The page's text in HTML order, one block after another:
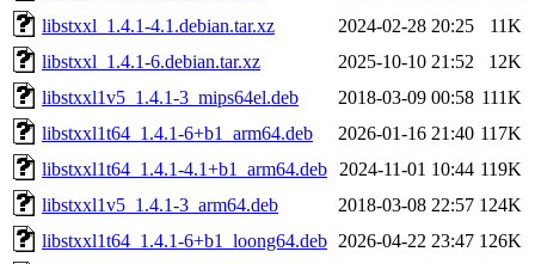
libstxxl_1.4.1-4.1.debian.tar.xz
2024-02-28 20:25
11K
libstxxl_1.4.1-6.debian.tar.xz
2025-10-10 21:52
12K
libstxxl1v5_1.4.1-3_mips64el.deb
2018-03-09 00:58 111K
libstxxl1t64_1.4.1-6+b1_arm64.deb
2026-01-16 21:40 117K
libstxxl1t64_1.4.1-4.1+b1_arm64.deb
2024-11-01 10:44 119K
libstxxl1v5_1.4.1-3_arm64.deb
2018-03-08 22:57 124K
libstxxl1t64_1.4.1-6+b1_loong64.deb 2026-04-22 23:47 126K